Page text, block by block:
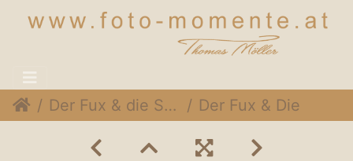
Der Fux & die Sympartie @ Rothneusiedlerhof Wien, 24. November 2014 Der Fux & Die SymPartie 018